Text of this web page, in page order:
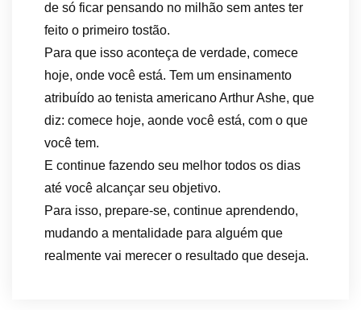
de só ficar pensando no milhão sem antes ter
feito o primeiro tostão.
Para que isso aconteça de verdade, comece
hoje, onde você está. Tem um ensinamento
atribuído ao tenista americano Arthur Ashe, que
diz: comece hoje, aonde você está, com o que
você tem.
E continue fazendo seu melhor todos os dias
até você alcançar seu objetivo.
Para isso, prepare-se, continue aprendendo,
mudando a mentalidade para alguém que
realmente vai merecer o resultado que deseja.